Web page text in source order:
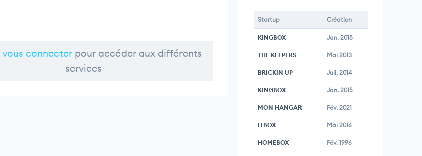
vous connecter pour accéder aux différents
services
Startup Création
KINGBOX Jan. 2015
THE KEEPERS Mai 2013
BRICKIN UP Juil. 2014
KINGBOX Jan. 2015
MON HANGAR Fév. 2021
ITBOX Mai 2016
HOMEBOX Fév. 1996